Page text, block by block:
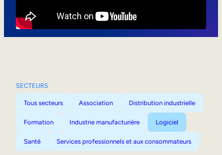
SECTEURS
Tous secteurs Association Distribution industrielle
Formation Industrie manufacturière Logiciel
Santé Services professionnels et aux consommateurs